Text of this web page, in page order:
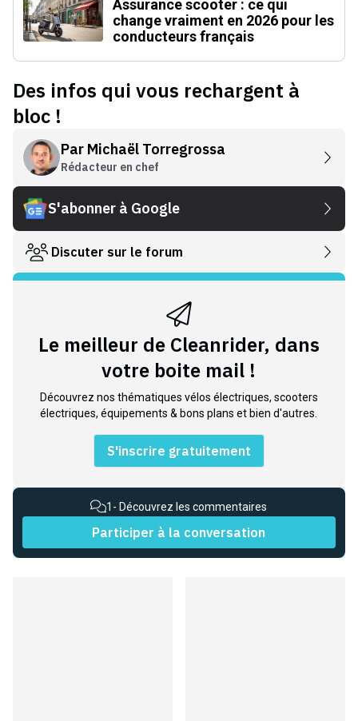
Assurance scooter : ce qui
change vraiment en 2026 pour les
conducteurs français
Des infos qui vous rechargent à
bloc !
Par Michaël Torregrossa
Rédacteur en chef
S'abonner à Google
Discuter sur le forum
Le meilleur de Cleanrider, dans
votre boite mail !
Découvrez nos thématiques vélos électriques, scooters
électriques, équipements & bons plans et bien d'autres.
S'inscrire gratuitement
1 - Découvrez les commentaires
Participer à la conversation